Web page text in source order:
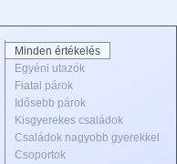
Minden értékelés
Egyéni utazók
Fiatal párok
Idősebb párok
Kisgyerekes családok
Családok nagyobb gyerekkel
Csoportok